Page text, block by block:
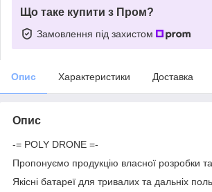
Що таке купити з Пром?
Замовлення під захистом
Опис Характеристики Доставка
Опис
-= POLY DRONE =-
Пропонуємо продукцію власної розробки
Якісні батареї для тривалих та дальніх